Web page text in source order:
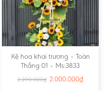
Kệ hoa khai trương – Toàn
Thắng 01 – Ms:3833
2.290.000₫ 2.000.000₫